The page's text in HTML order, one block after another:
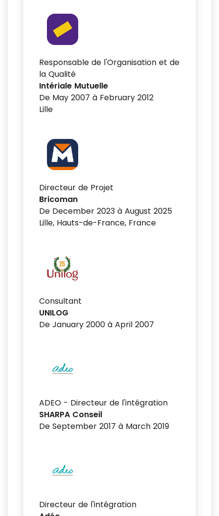
Responsable de l'Organisation et de
la Qualité
Intériale Mutuelle
De May 2007 à February 2012
Lille
Directeur de Projet
Bricoman
De December 2023 à August 2025
Lille, Hauts-de-France, France
Consultant
UNILOG
De January 2000 à April 2007
ADEO - Directeur de l'intégration
SHARPA Conseil
De September 2017 à March 2019
Directeur de l'intégration